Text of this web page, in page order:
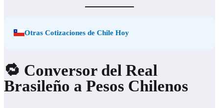
Otras Cotizaciones de Chile Hoy
🔁 Conversor del Real
Brasileño a Pesos Chilenos